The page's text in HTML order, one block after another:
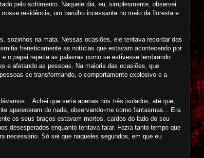
pelo sofrimento. Naquele dia, eu, simplesmente, observei
residência, um barulho incessante no meio da floresta e
sozinhos na mata. Nessas ocasiões, ele tentava recordar das
freneticamente as notícias que estavam acontecendo por
o papai repetia as palavras como se estivesse lembrando
e afetando as pessoas. Na maioria das ocasiões, que
se transformando, o comportamento explosivo e a
Achei que seria apenas nós três isolados, até que,
apareceram do nada, observando-me como fantasmas... Era
os seus braços estavam mortos, caídos do lado do seu
desesperados enquanto tentava falar. Fazia tanto tempo que
necessário. Só sei que naqueles segundos, em que eu